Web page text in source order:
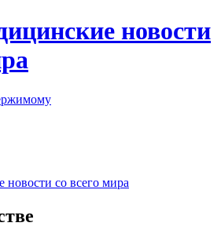
новости